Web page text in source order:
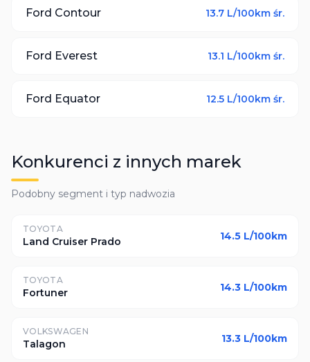
Ford Contour 13.7 L/100km śr.
Ford Everest 13.1 L/100km śr.
Ford Equator 12.5 L/100km śr.
Konkurenci z innych marek
Podobny segment i typ nadwozia
TOYOTA
Land Cruiser Prado 14.5 L/100km
TOYOTA
Fortuner 14.3 L/100km
VOLKSWAGEN
Talagon 13.3 L/100km